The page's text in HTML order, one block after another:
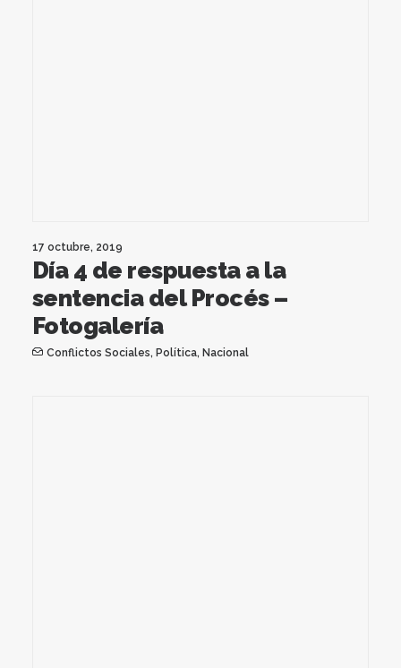
17 octubre, 2019
Día 4 de respuesta a la
sentencia del Procés –
Fotogalería
Conflictos Sociales, Política, Nacional